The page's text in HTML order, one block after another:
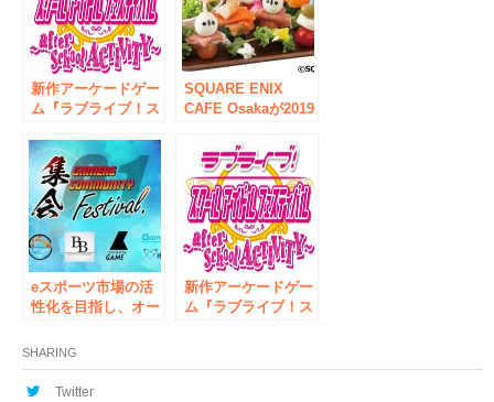
ックスアイテムが集
結！『プロダクト
DCコミックス展』
開催
新作アーケードゲー
ム『ラブライブ！ス
スティバル ～after
school ACTIVITY
～』ロケテスト開催
のお知らせ
SQUARE ENIX
CAFE Osakaが2019
プン！株式会社エス
エルディーが店舗運
営業務を受託
eスポーツ市場の活
性化を目指し、オー
3月開催! ゲームメデ
ィア「SHIBUYA
GAME」、「インサ
新作アーケードゲー
ム『ラブライブ！ス
school ACTIVITY
SHARING
Twitter